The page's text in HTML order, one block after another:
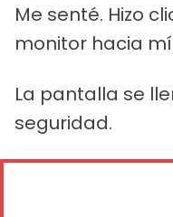
Me senté. Hizo
monitor hacia
La pantalla se
seguridad.